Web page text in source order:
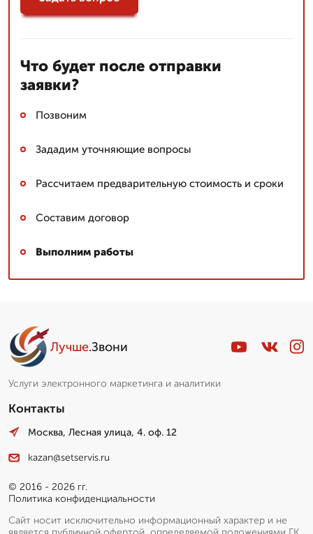
Что будет после отправки
заявки?
Позвоним
Зададим уточняющие вопросы
Рассчитаем предварительную стоимость и сроки
Составим договор
Выполним работы
Лучше.Звони
Услуги электронного маркетинга и аналитики
Контакты
Москва, Лесная улица, 4. оф. 12
kazan@setservis.ru
© 2016 - 2026 гг.
Политика конфиденциальности
Сайт носит исключительно информационный характер и не